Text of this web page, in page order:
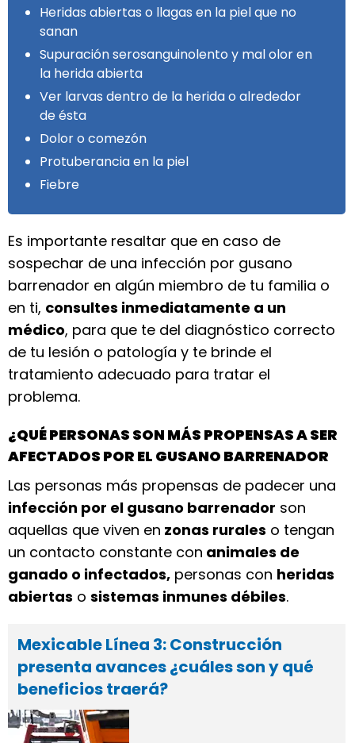
Heridas abiertas o llagas en la piel que no
sanan
Supuración serosanguinolento y mal olor en
la herida abierta
Ver larvas dentro de la herida o alrededor
de ésta
Dolor o comezón
Protuberancia en la piel
Fiebre
Es importante resaltar que en caso de
sospechar de una infección por gusano
barrenador en algún miembro de tu familia o
en ti, consultes inmediatamente a un
médico, para que te del diagnóstico correcto
de tu lesión o patología y te brinde el
tratamiento adecuado para tratar el
problema.
¿QUÉ PERSONAS SON MÁS PROPENSAS A SER
AFECTADOS POR EL GUSANO BARRENADOR
Las personas más propensas de padecer una
infección por el gusano barrenador son
aquellas que viven en zonas rurales o tengan
un contacto constante con animales de
ganado o infectados, personas con heridas
abiertas o sistemas inmunes débiles.
Mexicable Línea 3: Construcción
presenta avances ¿cuáles son y qué
beneficios traerá?